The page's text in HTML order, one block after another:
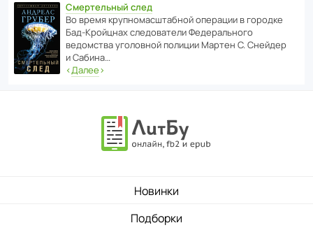
Смертельный след
Во время круп­но­мас­ш­та­бной операции в городке
Бад‑Крой­цнах следо­ва­тели Феде­раль­ного
ведомства уголо­вной полиции Мартен С. Снейдер
и Сабина…
‹Далее›
Новинки
Подборки